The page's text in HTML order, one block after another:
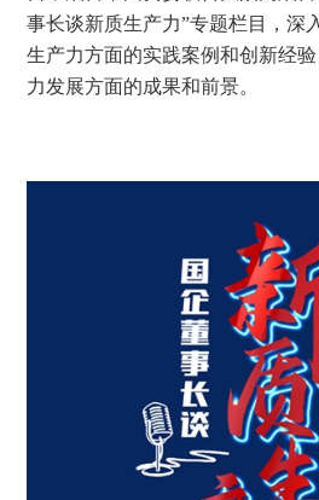
事长谈新质生产力”专题栏目，深
生产力方面的实践案例和创新经
力发展方面的成果和前景。